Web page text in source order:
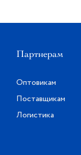
Партнерам
Оптовикам
Поставщикам
Логистика